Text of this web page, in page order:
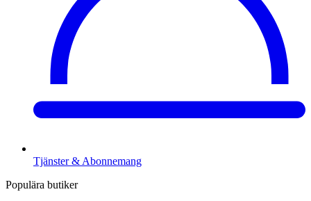
Tjänster & Abonnemang
Populära butiker